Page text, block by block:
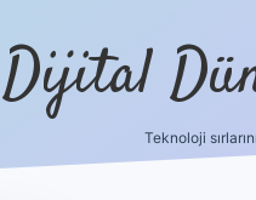
Dijital
Teknoloji